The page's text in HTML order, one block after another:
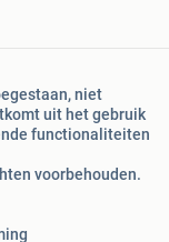
niet
uit het gebruik
functionaliteiten
voorbehouden.